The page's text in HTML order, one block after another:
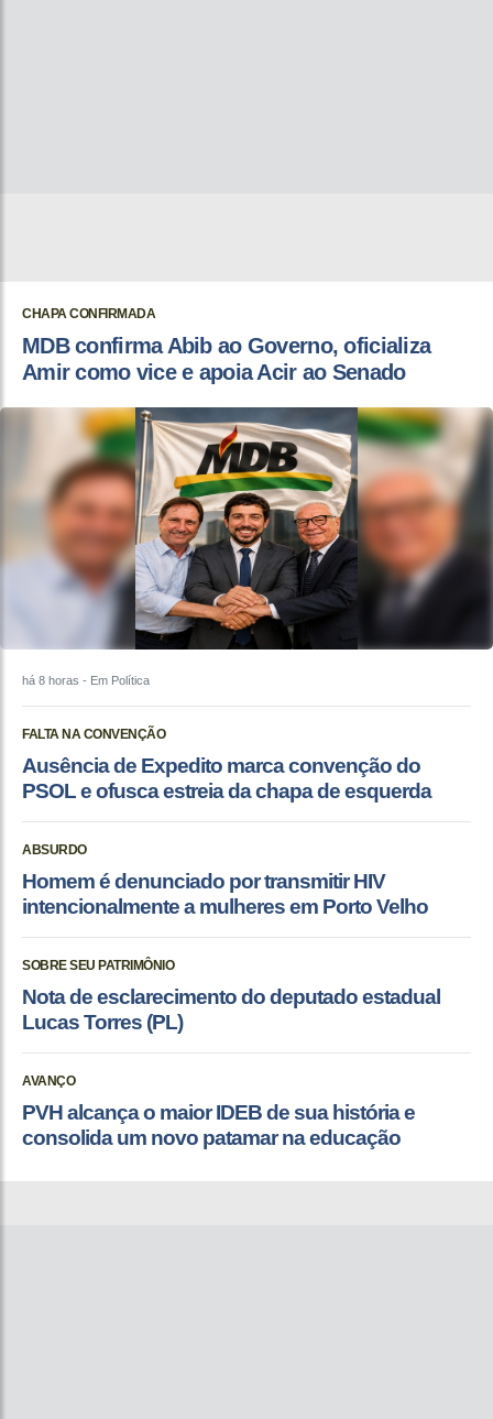
CHAPA CONFIRMADA
MDB confirma Abib ao Governo, oficializa
Amir como vice e apoia Acir ao Senado
há 8 horas - Em Política
FALTA NA CONVENÇÃO
Ausência de Expedito marca convenção do
PSOL e ofusca estreia da chapa de esquerda
ABSURDO
Homem é denunciado por transmitir HIV
intencionalmente a mulheres em Porto Velho
SOBRE SEU PATRIMÔNIO
Nota de esclarecimento do deputado estadual
Lucas Torres (PL)
AVANÇO
PVH alcança o maior IDEB de sua história e
consolida um novo patamar na educação